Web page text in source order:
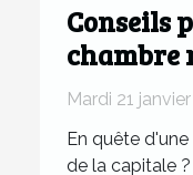
Conseils
chambre
parfaite
parisienne
Mardi 21
En quête
de la capitale